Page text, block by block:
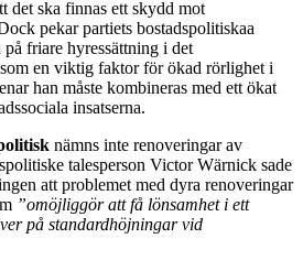
det ska finnas ett skydd mot
pekar partiets bostadspolitiskaa
på friare hyressättning i det
en viktig faktor för ökad rörlighet i
han måste kombineras med ett ökat
insatserna.
nämns inte renoveringar av
talesperson Victor Wärnick sade
att problemet med dyra renoveringar
”omöjliggör att få lönsamhet i ett
på standardhöjningar vid